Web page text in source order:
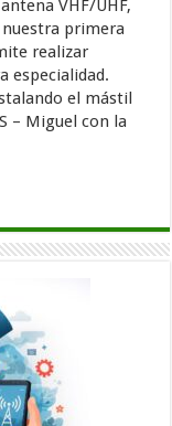
VHF/UHF,
primera
realizar
especialidad.
el mástil
– Miguel con la